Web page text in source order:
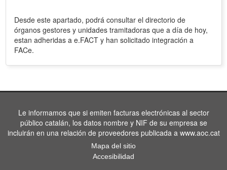
Desde este apartado, podrá consultar el directorio de
órganos gestores y unidades tramitadoras que a día de hoy,
estan adheridas a e.FACT y han solicitado integración a
FACe.
Le informamos que si emiten facturas electrónicas al sector
público catalán, los datos nombre y NIF de su empresa se
incluirán en una relación de proveedores publicada a www.aoc.cat
Mapa del sitio
Accesibilidad